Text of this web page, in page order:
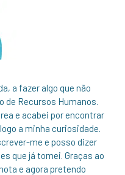
a fazer algo que não
de Recursos Humanos.
e acabei por encontrar
a minha curiosidade.
me e posso dizer
que já tomei. Graças ao
e agora pretendo